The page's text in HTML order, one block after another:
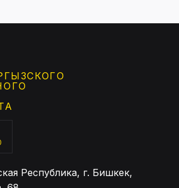
Республика, г. Бишкек,